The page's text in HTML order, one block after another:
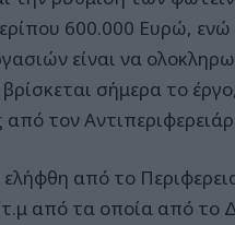
600.000 Ευρώ,
είναι να
σήμερα το
από τον
από το
από τα οποία από το